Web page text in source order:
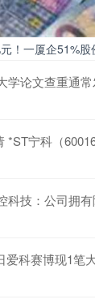
！一厦企51%股
学论文查重通
*ST宁科（
科技：公司拥
爱科赛博现1笔